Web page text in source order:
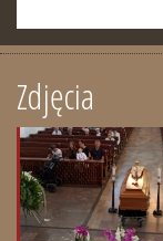
Zdjęcia